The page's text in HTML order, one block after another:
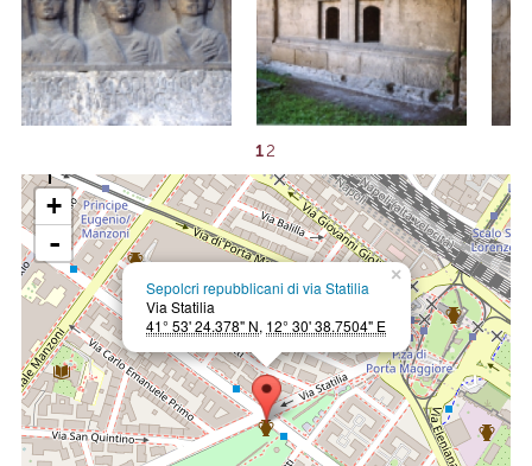
12
×
Sepolcri repubblicani di via Statilia
Via Statilia
41° 53' 24.378" N, 12° 30' 38.7504" E
+
-